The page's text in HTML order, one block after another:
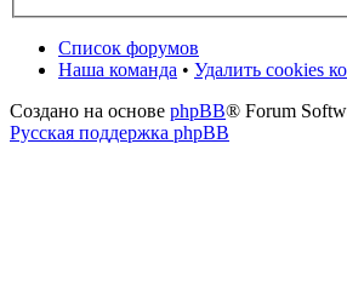
Список форумов
Наша команда • Удалить cookies
Создано на основе phpBB® Forum
Русская поддержка phpBB